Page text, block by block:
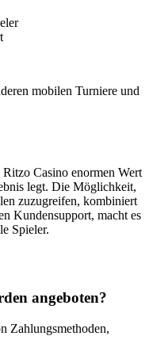
mobilen Turniere und
Ritzo Casino enormen Wert
legt. Die Möglichkeit,
zuzugreifen, kombiniert
Kundensupport, macht es
Spieler.
angeboten?
Zahlungsmethoden,